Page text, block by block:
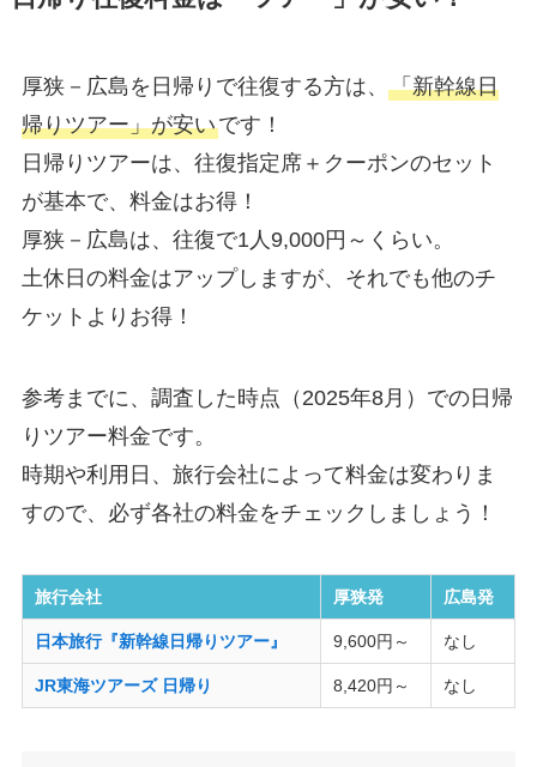
厚狭－広島を日帰りで往復する方は、 「新幹線日
帰りツアー」が安いです！
日帰りツアーは、往復指定席＋クーポンのセット
が基本で、料金はお得！
厚狭－広島は、往復で1人9,000円～くらい。
土休日の料金はアップしますが、それでも他のチ
ケットよりお得！
参考までに、調査した時点（2025年8月）での日帰
りツアー料金です。
時期や利用日、旅行会社によって料金は変わりま
すので、必ず各社の料金をチェックしましょう！
旅行会社 厚狭発 広島発
日本旅行『新幹線日帰りツアー』 9,600円～ なし
JR東海ツアーズ 日帰り 8,420円～ なし